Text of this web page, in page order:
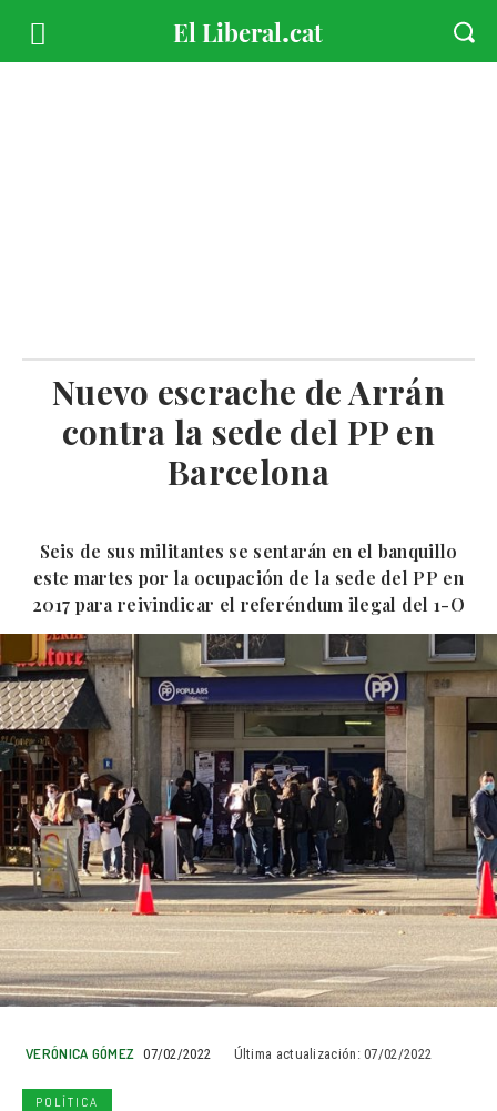
Nuevo escrache de Arrán
contra la sede del PP en
Barcelona
Seis de sus militantes se sentarán en el banquillo
este martes por la ocupación de la sede del PP en
2017 para reivindicar el referéndum ilegal del 1-O
VERÓNICA GÓMEZ 07/02/2022 Última actualización: 07/02/2022
POLÍTICA